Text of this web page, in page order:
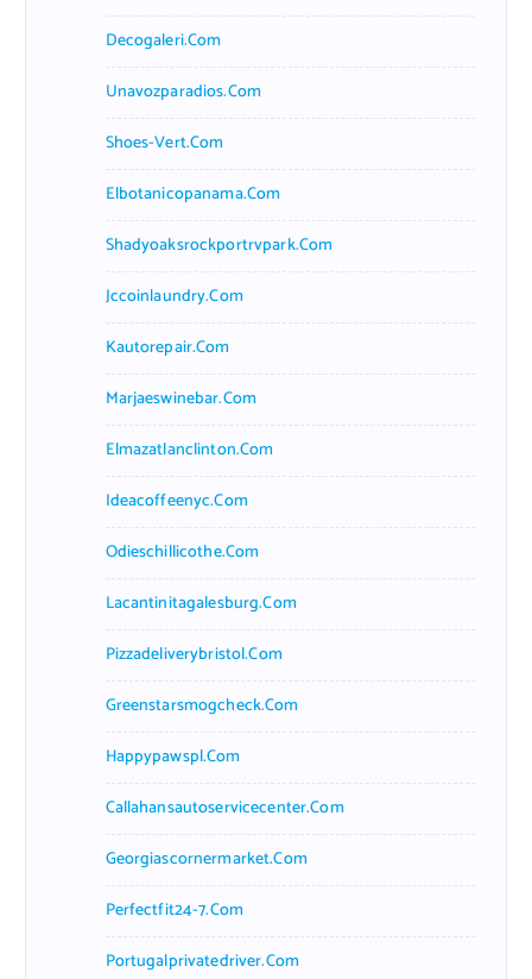
Decogaleri.com
Unavozparadios.com
Shoes-Vert.com
Elbotanicopanama.com
Shadyoaksrockportrvpark.com
Jccoinlaundry.com
Kautorepair.com
Marjaeswinebar.com
Elmazatlanclinton.com
Ideacoffeenyc.com
Odieschillicothe.com
Lacantinitagalesburg.com
Pizzadeliverybristol.com
Greenstarsmogcheck.com
Happypawspl.com
Callahansautoservicecenter.com
Georgiascornermarket.com
Perfectfit24-7.com
Portugalprivatedriver.com